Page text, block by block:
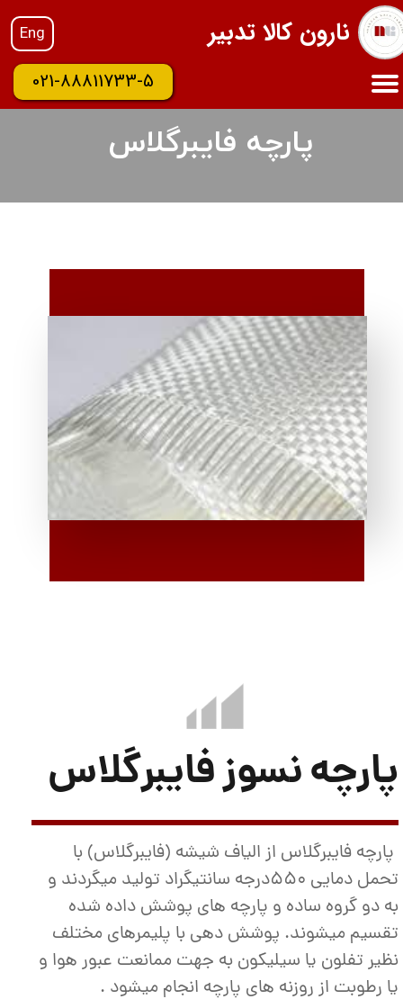
Eng
021-88811733-5
نارون کالا تدبیر
پارچه فایبرگلاس
پارچه نسوز فایبرگلاس
پارچه فایبرگلاس از الیاف شیشه (فایبرگلاس) با
تحمل دمایی 550درجه سانتیگراد تولید میگردند و
به دو گروه ساده و پارچه های پوشش داده شده
تقسیم میشوند. پوشش دهی با پلیمرهای مختلف
نظیر تفلون یا سیلیکون به جهت ممانعت عبور هوا و
یا رطوبت از روزنه های پارچه انجام میشود .